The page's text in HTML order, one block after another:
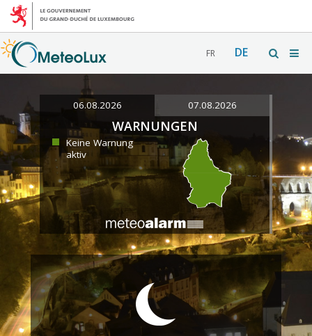
FR DE
06.08.2026 07.08.2026
WARNUNGEN
Keine Warnung
aktiv